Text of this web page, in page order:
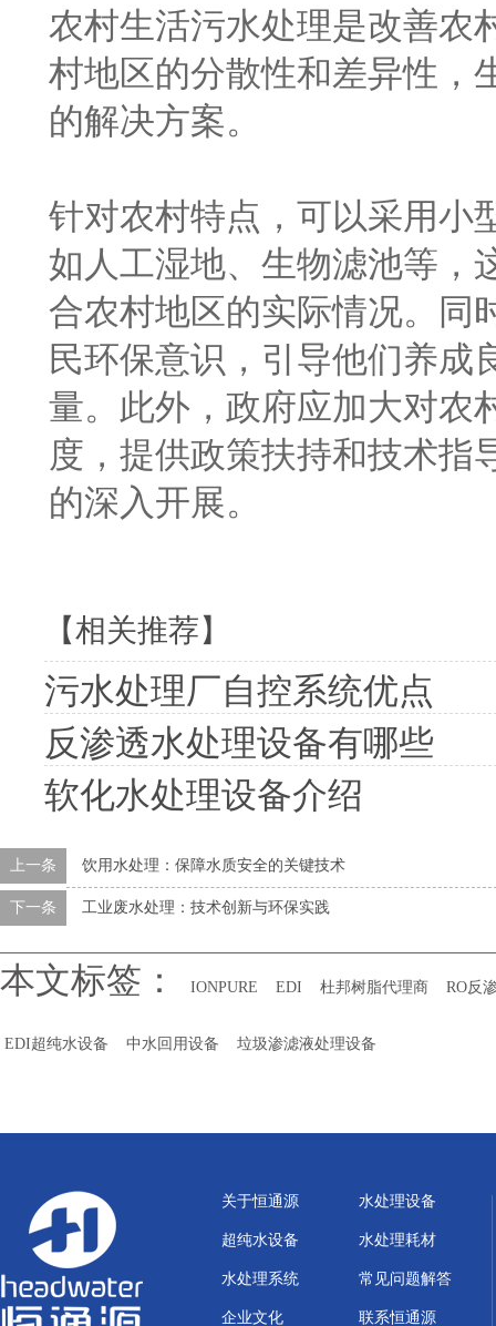
农村生活污水处理是改善农
村地区的分散性和差异性，
的解决方案。
针对农村特点，可以采用小
如人工湿地、生物滤池等，
合农村地区的实际情况。同
民环保意识，引导他们养成
量。此外，政府应加大对农
度，提供政策扶持和技术指
的深入开展。
【相关推荐】
污水处理厂自控系统优点
反渗透水处理设备有哪些
软化水处理设备介绍
上一条 饮用水处理：保障水质安全的关键技术
下一条 工业废水处理：技术创新与环保实践
本文标签： IONPURE EDI 杜邦树脂代理商 RO反
EDI超纯水设备 中水回用设备 垃圾渗滤液处理设备
关于恒通源 水处理设备
超纯水设备 水处理耗材
水处理系统 常见问题解答
企业文化 联系恒通源